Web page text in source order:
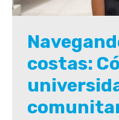
costas: